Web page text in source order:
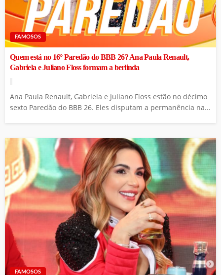
FAMOSOS
Quem está no 16° Paredão do BBB 26? Ana Paula Renault,
Gabriela e Juliano Floss formam a berlinda
Ana Paula Renault, Gabriela e Juliano Floss estão no décimo
sexto Paredão do BBB 26. Eles disputam a permanência na...
FAMOSOS